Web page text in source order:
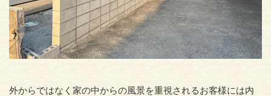
外からではなく家の中からの風景を重視されるお客様には内